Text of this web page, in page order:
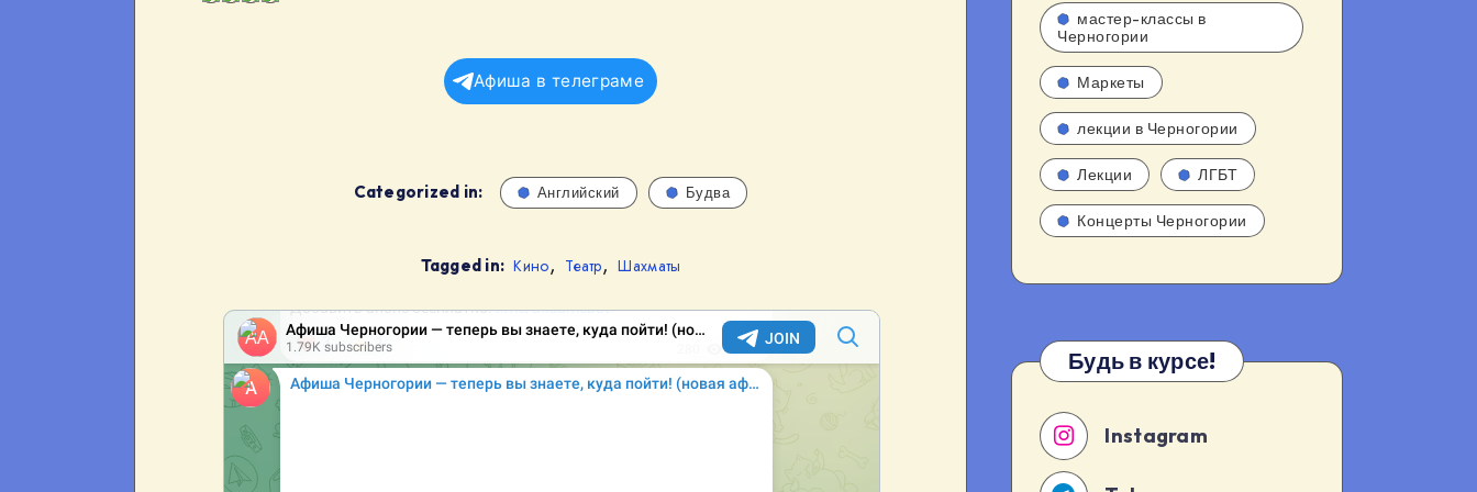
Афиша в телеграме
Categorized in: Английский Будва
Tagged in: Кино, Театр, Шахматы
мастер-классы в
Черногории
Маркеты
лекции в Черногории
Лекции ЛГБТ
Концерты Черногории
Будь в курсе!
Instagram